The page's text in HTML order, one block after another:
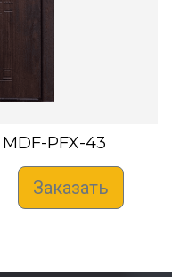
MDF-PFX-43
Заказать